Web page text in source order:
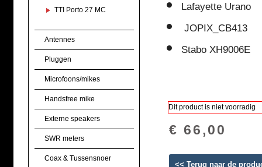
TTI Porto 27 MC
Antennes
Pluggen
Microfoons/mikes
Handsfree mike
Externe speakers
SWR meters
Coax & Tussensnoer
Lafayette Urano
JOPIX_CB413
Stabo XH9006E
Dit product is niet voorradig
€ 66,00
<< Terug naar de